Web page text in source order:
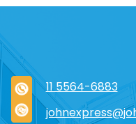
11 5564-6883